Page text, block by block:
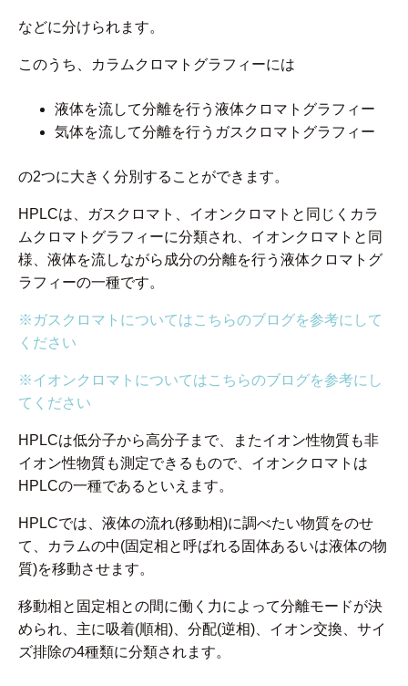
などに分けられます。
このうち、カラムクロマトグラフィーには
液体を流して分離を行う液体クロマトグラフィー
気体を流して分離を行うガスクロマトグラフィー
の2つに大きく分別することができます。
HPLCは、ガスクロマト、イオンクロマトと同じくカラ
ムクロマトグラフィーに分類され、イオンクロマトと同
様、液体を流しながら成分の分離を行う液体クロマトグ
ラフィーの一種です。
※ガスクロマトについてはこちらのブログを参考にして
ください
※イオンクロマトについてはこちらのブログを参考にし
てください
HPLCは低分子から高分子まで、またイオン性物質も非
イオン性物質も測定できるもので、イオンクロマトは
HPLCの一種であるといえます。
HPLCでは、液体の流れ(移動相)に調べたい物質をのせ
て、カラムの中(固定相と呼ばれる固体あるいは液体の物
質)を移動させます。
移動相と固定相との間に働く力によって分離モードが決
められ、主に吸着(順相)、分配(逆相)、イオン交換、サイ
ズ排除の4種類に分類されます。